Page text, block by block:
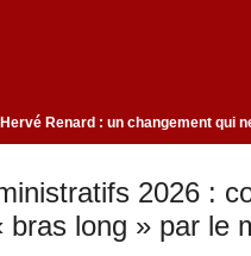
Retour d’Hervé Renard :
2026 :
bras long » par le